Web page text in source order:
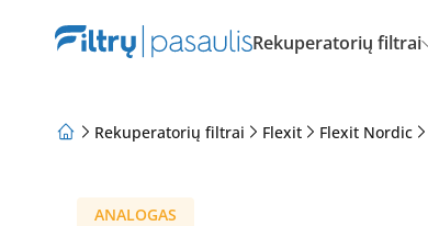
Rekuperatorių filtrai
Rekuperatorių filtrai Flexit Flexit Nordic
ANALOGAS